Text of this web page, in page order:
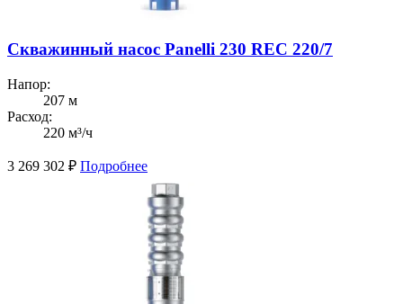
Скважинный насос Panelli 230 REC 220/7
Напор:
207 м
Расход:
220 м³/ч
3 269 302 ₽ Подробнее